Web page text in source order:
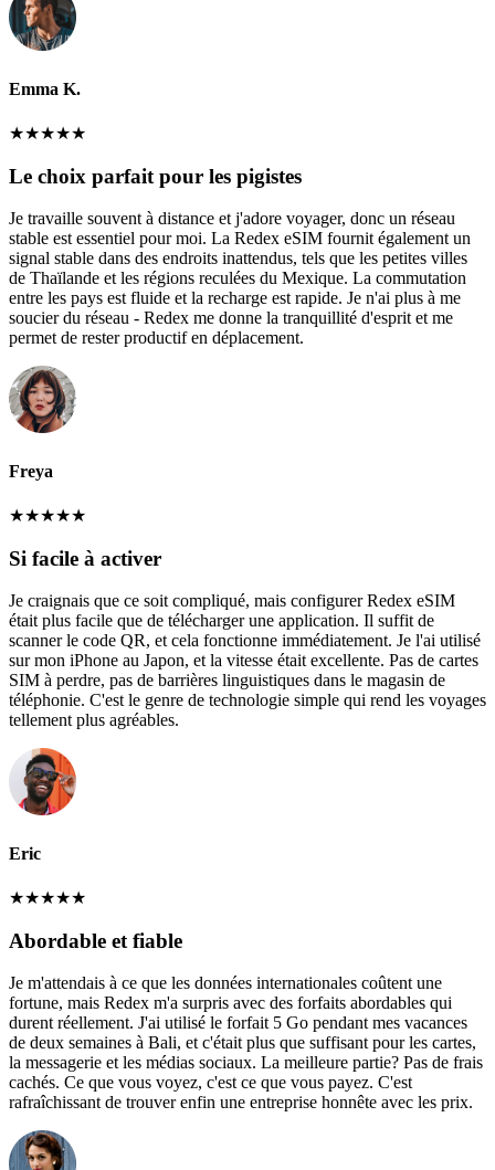
Emma K.
★★★★★
Le choix parfait pour les pigistes
Je travaille souvent à distance et j'adore voyager, donc un réseau
stable est essentiel pour moi. La Redex eSIM fournit également un
signal stable dans des endroits inattendus, tels que les petites villes
de Thaïlande et les régions reculées du Mexique. La commutation
entre les pays est fluide et la recharge est rapide. Je n'ai plus à me
soucier du réseau - Redex me donne la tranquillité d'esprit et me
permet de rester productif en déplacement.
Freya
★★★★★
Si facile à activer
Je craignais que ce soit compliqué, mais configurer Redex eSIM
était plus facile que de télécharger une application. Il suffit de
scanner le code QR, et cela fonctionne immédiatement. Je l'ai utilisé
sur mon iPhone au Japon, et la vitesse était excellente. Pas de cartes
SIM à perdre, pas de barrières linguistiques dans le magasin de
téléphonie. C'est le genre de technologie simple qui rend les voyages
tellement plus agréables.
Eric
★★★★★
Abordable et fiable
Je m'attendais à ce que les données internationales coûtent une
fortune, mais Redex m'a surpris avec des forfaits abordables qui
durent réellement. J'ai utilisé le forfait 5 Go pendant mes vacances
de deux semaines à Bali, et c'était plus que suffisant pour les cartes,
la messagerie et les médias sociaux. La meilleure partie? Pas de frais
cachés. Ce que vous voyez, c'est ce que vous payez. C'est
rafraîchissant de trouver enfin une entreprise honnête avec les prix.